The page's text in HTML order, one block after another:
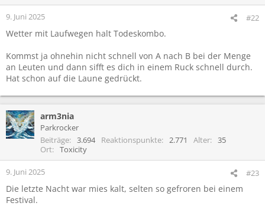
n
e
n
9. Juni 2025 #22
Wetter mit Laufwegen halt Todeskombo.
Kommst ja ohnehin nicht schnell von A nach B bei der Menge
an Leuten und dann sifft es dich in einem Ruck schnell durch.
Hat schon auf die Laune gedrückt.
arm3nia
Parkrocker
Beiträge
3.694 Reaktionspunkte 2.771 Alter
35
Ort
Toxicity
9. Juni 2025 #23
Die letzte Nacht war mies kalt, selten so gefroren bei einem
Festival.